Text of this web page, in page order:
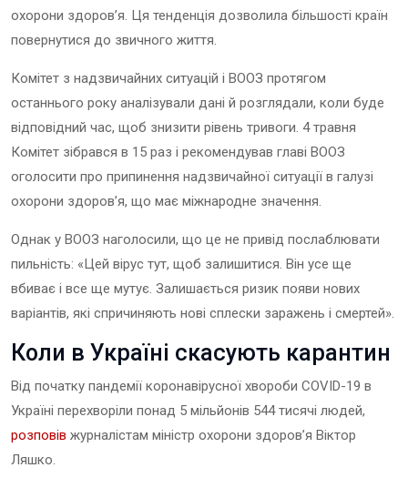
охорони здоров’я. Ця тенденція дозволила більшості країн
повернутися до звичного життя.
Комітет з надзвичайних ситуацій і ВООЗ протягом
останнього року аналізували дані й розглядали, коли буде
відповідний час, щоб знизити рівень тривоги. 4 травня
Комітет зібрався в 15 раз і рекомендував главі ВООЗ
оголосити про припинення надзвичайної ситуації в галузі
охорони здоров’я, що має міжнародне значення.
Однак у ВООЗ наголосили, що це не привід послаблювати
пильність: «Цей вірус тут, щоб залишитися. Він усе ще
вбиває і все ще мутує. Залишається ризик появи нових
варіантів, які спричиняють нові сплески заражень і смертей».
Коли в Україні скасують карантин
Від початку пандемії коронавірусної хвороби COVID-19 в
Україні перехворіли понад 5 мільйонів 544 тисячі людей,
розповів журналістам міністр охорони здоров’я Віктор
Ляшко.